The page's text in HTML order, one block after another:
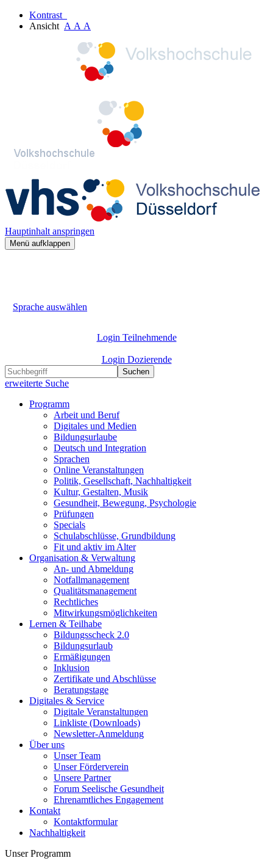
Kontrast
Ansicht A A A
Hauptinhalt anspringen
Menü aufklappen
Sprache auswählen
Login Teilnehmende
Login Dozierende
Suchen
erweiterte Suche
Programm
Arbeit und Beruf
Digitales und Medien
Bildungsurlaube
Deutsch und Integration
Sprachen
Online Veranstaltungen
Politik, Gesellschaft, Nachhaltigkeit
Kultur, Gestalten, Musik
Gesundheit, Bewegung, Psychologie
Prüfungen
Specials
Schulabschlüsse, Grundbildung
Fit und aktiv im Alter
Organisation & Verwaltung
An- und Abmeldung
Notfallmanagement
Qualitätsmanagement
Rechtliches
Mitwirkungsmöglichkeiten
Lernen & Teilhabe
Bildungsscheck 2.0
Bildungsurlaub
Ermäßigungen
Inklusion
Zertifikate und Abschlüsse
Beratungstage
Digitales & Service
Digitale Veranstaltungen
Linkliste (Downloads)
Newsletter-Anmeldung
Über uns
Unser Team
Unser Förderverein
Unsere Partner
Forum Seelische Gesundheit
Ehrenamtliches Engagement
Kontakt
Kontaktformular
Nachhaltigkeit
Unser Programm